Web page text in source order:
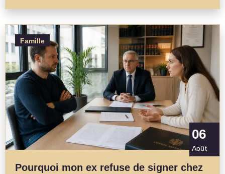
Famille
06
Août
Pourquoi mon ex refuse de signer chez